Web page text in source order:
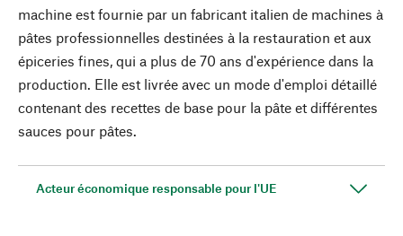
machine est fournie par un fabricant italien de machines à
pâtes professionnelles destinées à la restauration et aux
épiceries fines, qui a plus de 70 ans d'expérience dans la
production. Elle est livrée avec un mode d'emploi détaillé
contenant des recettes de base pour la pâte et différentes
sauces pour pâtes.
Acteur économique responsable pour l'UE